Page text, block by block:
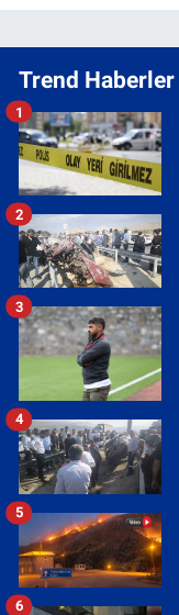
Trend Haberler
1
2
3
4
5
6